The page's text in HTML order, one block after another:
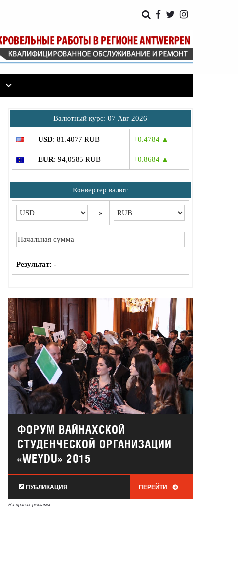
Bалютный курс: 07 Авг 2026
USD: 81,4077 RUB +0.4784 ▲
EUR: 94,0585 RUB +0.8684 ▲
Конвертер валют
»
Результат: -
ФОРУМ ВАЙНАХСКОЙ
СТУДЕНЧЕСКОЙ ОРГАНИЗАЦИИ
«WEYDU» 2015
ПУБЛИКАЦИЯ ПЕРЕЙТИ
На правах рекламы